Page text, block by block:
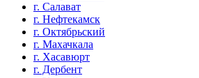
г. Салават
г. Нефтекамск
г. Октябрьский
г. Махачкала
г. Хасавюрт
г. Дербент